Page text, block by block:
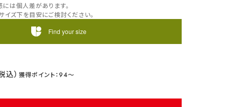
94
は個人差があります。
ズ下を目安にご検討ください。
Find your size